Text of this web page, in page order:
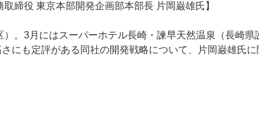
締役 東京本部開発企画部本部長 片岡巌雄氏】
。3月にはスーパーホテル長崎・諫早天然温泉（長崎
にも定評がある同社の開発戦略について、片岡巌雄氏に